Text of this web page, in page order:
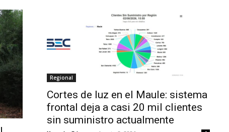
Regional
Cortes de luz en el Maule: sistema
frontal deja a casi 20 mil clientes
sin suministro actualmente